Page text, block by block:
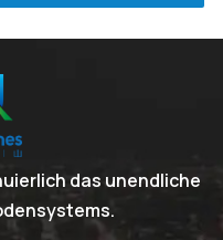
das unendliche